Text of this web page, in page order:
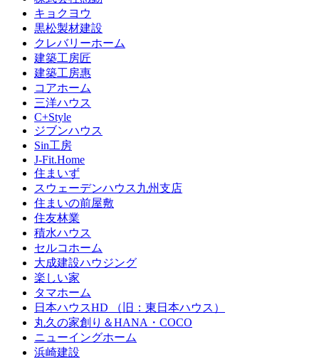
キョクヨウ
黒松製材建設
クレバリーホーム
建築工房匠
建築工房惠
コアホーム
三洋ハウス
C+Style
ジブンハウス
Sin工房
J-Fit.Home
住まいず
スウェーデンハウス九州支店
住まいの前屋敷
住友林業
積水ハウス
セルコホーム
大成建設ハウジング
楽しい家
タマホーム
日本ハウスHD （旧：東日本ハウス）
丸久の家創り＆HANA・COCO
ニューイングホーム
浜崎建設